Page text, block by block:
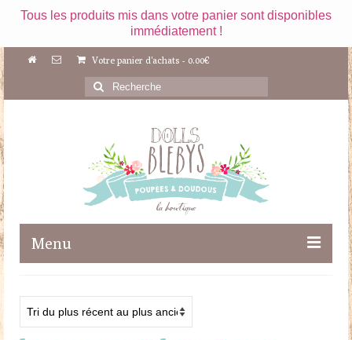
Tous les produits mis dans votre panier sont disponibles
immédiatement !
Votre panier d'achats - 0.00€
Rechercher
:
Menu
Maileg